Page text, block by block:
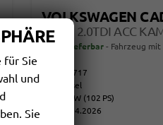
VOLKSWAGEN
BASIS 2.0TDI ACC
sofort lieferbar Fahrzeug mit
112717
Diesel
75 kW (102 PS)
01.04.2026
für Sie
und
Sie